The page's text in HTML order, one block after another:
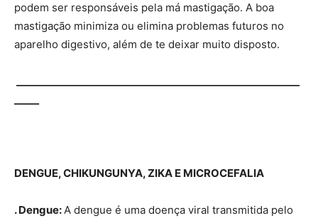
podem ser responsáveis pela má mastigação. A boa
mastigação minimiza ou elimina problemas futuros no
aparelho digestivo, além de te deixar muito disposto.
DENGUE, CHIKUNGUNYA, ZIKA E MICROCEFALIA
. Dengue:A dengue é uma doença viral transmitida pelo